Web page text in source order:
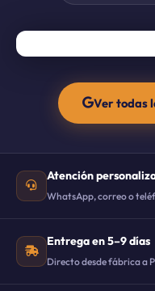
Ver todas
Atención
WhatsApp, correo o
Entrega en 5–9 días
Directo desde fábrica a